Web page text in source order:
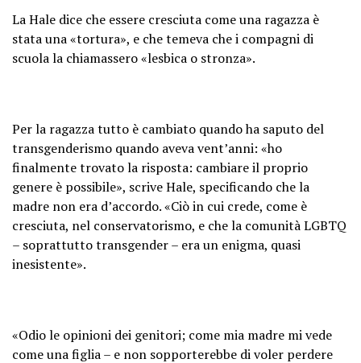
La Hale dice che essere cresciuta come una ragazza è
stata una «tortura», e che temeva che i compagni di
scuola la chiamassero «lesbica o stronza».
Per la ragazza tutto è cambiato quando ha saputo del
transgenderismo quando aveva vent’anni: «ho
finalmente trovato la risposta: cambiare il proprio
genere è possibile», scrive Hale, specificando che la
madre non era d’accordo. «Ciò in cui crede, come è
cresciuta, nel conservatorismo, e che la comunità LGBTQ
– soprattutto transgender – era un enigma, quasi
inesistente».
«Odio le opinioni dei genitori; come mia madre mi vede
come una figlia – e non sopporterebbe di voler perdere